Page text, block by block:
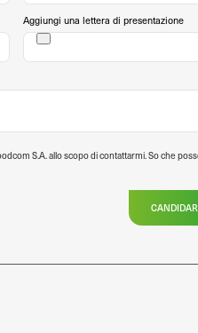
Aggiungi una lettera di presentazione
S.A. allo scopo di contattarmi. So che